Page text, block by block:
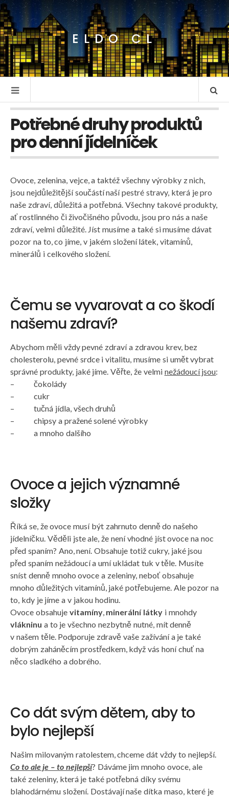
ELDO CL
Potřebné druhy produktů
pro denní jídelníček
Ovoce, zelenina, vejce, a taktéž všechny výrobky z nich,
jsou nejdůležitější součástí naší pestré stravy, která je pro
naše zdraví, důležitá a potřebná. Všechny takové produkty,
ať rostlinného či živočišného původu, jsou pro nás a naše
zdraví, velmi důležité. Jíst musíme a také si musíme dávat
pozor na to, co jíme, v jakém složení látek, vitamínů,
minerálů i celkového složení.
Čemu se vyvarovat a co škodí
našemu zdraví?
Abychom měli vždy pevné zdraví a zdravou krev, bez
cholesterolu, pevné srdce i vitalitu, musíme si umět vybrat
správné produkty, jaké jíme. Věřte, že velmi nežádoucí jsou:
– čokolády
– cukr
– tučná jídla, všech druhů
– chipsy a pražené solené výrobky
– a mnoho dalšího
Ovoce a jejich významné
složky
Říká se, že ovoce musí být zahrnuto denně do našeho
jídelníčku. Věděli jste ale, že není vhodné jíst ovoce na noc
před spaním? Ano, není. Obsahuje totiž cukry, jaké jsou
před spaním nežádoucí a umí ukládat tuk v těle. Musíte
sníst denně mnoho ovoce a zeleniny, neboť obsahuje
mnoho důležitých vitamínů, jaké potřebujeme. Ale pozor na
to, kdy je jíme a v jakou hodinu.
Ovoce obsahuje vitamíny, minerální látky i mnohdy
vlákninu a to je všechno nezbytně nutné, mít denně
v našem těle. Podporuje zdravě vaše zažívání a je také
dobrým zaháněcím prostředkem, když vás honí chuť na
něco sladkého a dobrého.
Co dát svým dětem, aby to
bylo nejlepší
Našim milovaným ratolestem, chceme dát vždy to nejlepší.
Co to ale je – to nejlepší? Dáváme jim mnoho ovoce, ale
také zeleniny, která je také potřebná díky svému
blahodárnému složení. Dostávají naše dítka maso, které je